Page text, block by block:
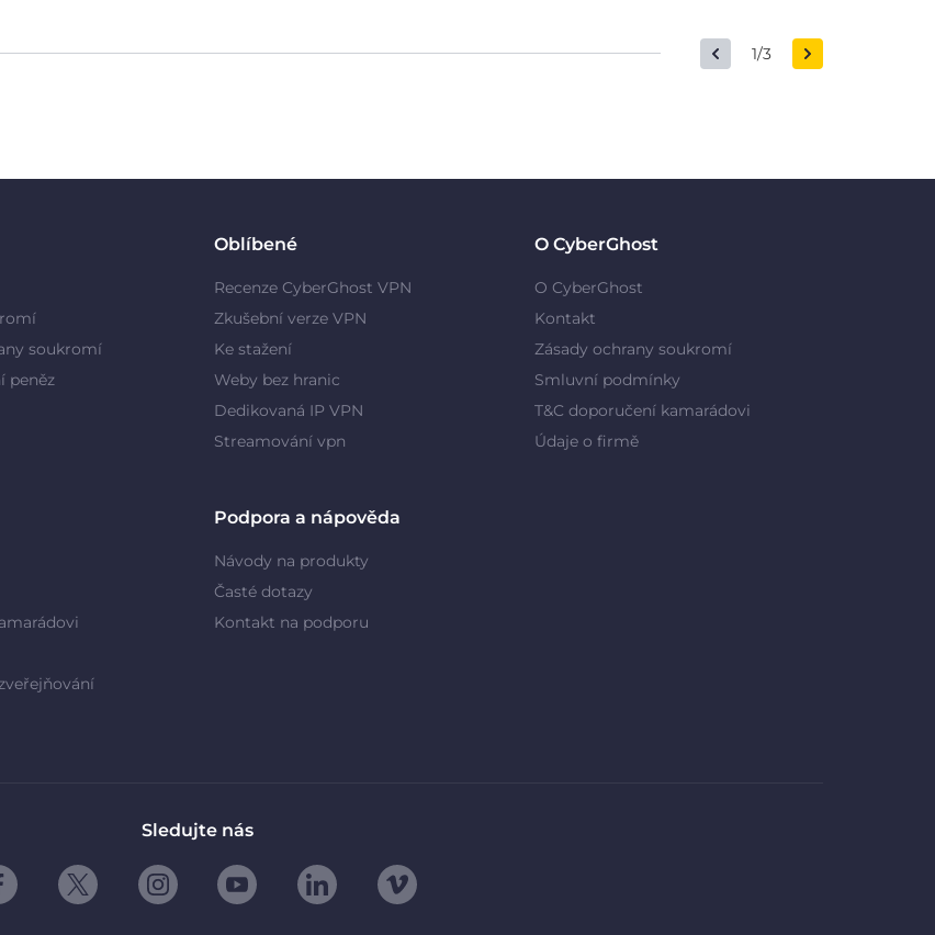
1/3
soukromí
peněz
Oblíbené
Recenze CyberGhost VPN
Zkušební verze VPN
Ke stažení
Weby bez hranic
Dedikovaná IP VPN
Streamování vpn
O CyberGhost
O CyberGhost
Kontakt
Zásady ochrany soukromí
Smluvní podmínky
T&C doporučení kamarádovi
Údaje o firmě
Podpora a nápověda
Návody na produkty
Časté dotazy
Kontakt na podporu
Sledujte nás